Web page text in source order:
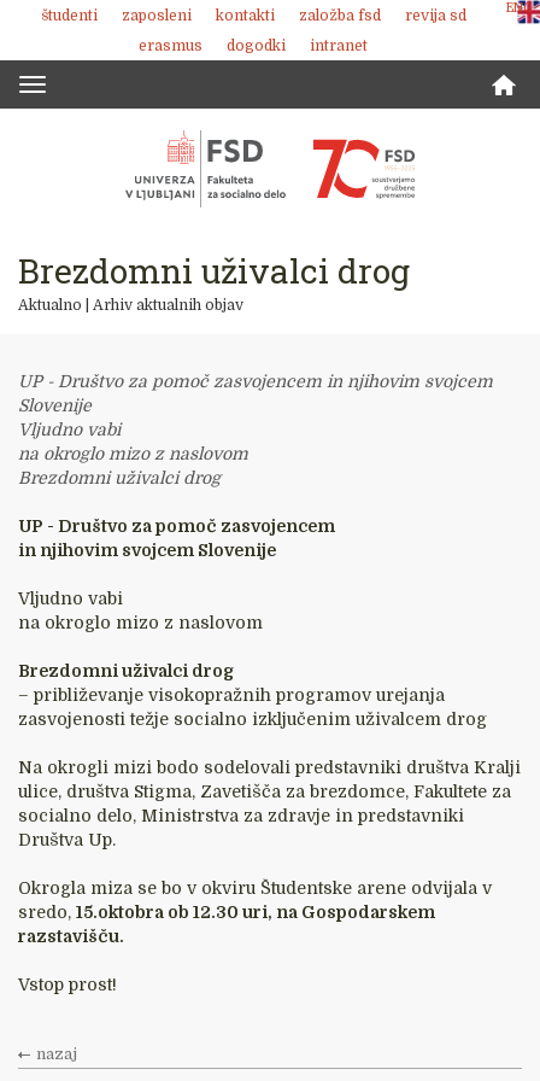
Skoči
vsebino
ENG
študenti zaposleni kontakti založba fsd
revija sd
erasmus
dogodki intranet
Brezdomni uživalci drog
Aktualno Arhiv aktualnih objav
UP - Društvo za pomoč zasvojencem in njihovim svojcem
Slovenije
Vljudno vabi
na okroglo mizo z naslovom
Brezdomni uživalci drog
UP - Društvo za pomoč zasvojencem
in njihovim svojcem Slovenije
Vljudno vabi
na okroglo mizo z naslovom
Brezdomni uživalci drog
– približevanje visokopražnih programov urejanja
zasvojenosti težje socialno izključenim uživalcem drog
Na okrogli mizi bodo sodelovali predstavniki društva Kralji
ulice, društva Stigma, Zavetišča za brezdomce, Fakultete za
socialno delo, Ministrstva za zdravje in predstavniki
Društva Up.
Okrogla miza se bo v okviru Študentske arene odvijala v
sredo, 15.oktobra ob 12.30 uri, na Gospodarskem
razstavišču.
Vstop prost!
nazaj